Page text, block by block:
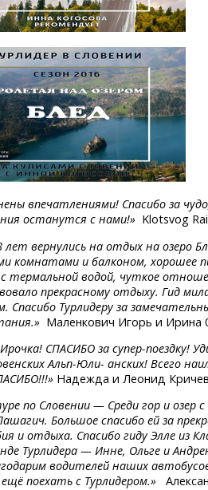
впечатлениями! Спасибо за
останутся с нами!» Klotsvog
лет вернулись на отдых на озеро
комнатами и балконом, хорошее
с термальной водой, чуткое
прекрасному отдыху. Гид
Спасибо Турлидеру за
Маленкович Игорь и Ирина
Ирочка! СПАСИБОза супер-поездку!
Альп-Юли- анских! Всего
Надежда и Леонид
по Словении — Среди гор и озер
Большое спасибо ей за
и отдыха. Спасибо гиду Элле из
Турлидера — Инне, Ольге и
водителей наших
поехать с Турлидером.»